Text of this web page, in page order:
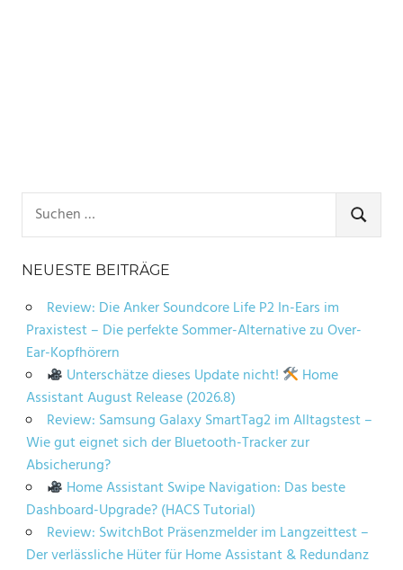
nach:
SUCHEN
NEUESTE BEITRÄGE
Review: Die Anker Soundcore Life P2 In-Ears im
Praxistest – Die perfekte Sommer-Alternative zu Over-
Ear-Kopfhörern
Unterschätze dieses Update nicht!
Home
Assistant August Release (2026.8)
Review: Samsung Galaxy SmartTag2 im Alltagstest –
Wie gut eignet sich der Bluetooth-Tracker zur
Absicherung?
Home Assistant Swipe Navigation: Das beste
Dashboard-Upgrade? (HACS Tutorial)
Review: SwitchBot Präsenzmelder im Langzeittest –
Der verlässliche Hüter für Home Assistant & Redundanz